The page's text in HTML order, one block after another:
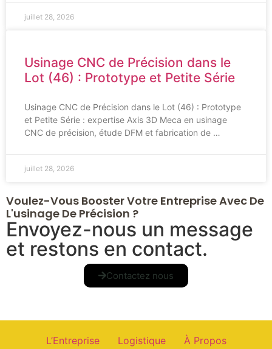
juillet 28, 2026
Usinage CNC de Précision dans le
Lot (46) : Prototype et Petite Série
Usinage CNC de Précision dans le Lot (46) : Prototype
et Petite Série : expertise Axis 3D Meca en usinage
CNC de précision, étude DFM et fabrication de …
juillet 28, 2026
Voulez-Vous Booster Votre Entreprise Avec De
L'usinage De Précision ?
Envoyez-nous un message
et restons en contact.
Contactez nous
L’Entreprise Logistique
À Propos